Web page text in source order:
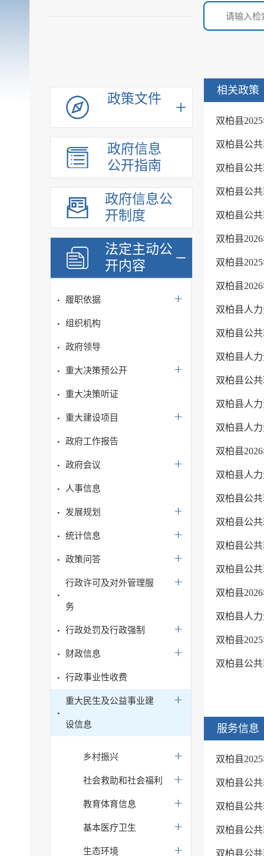
政策文件
政府信息
公开指南
政府信息公
开制度
法定主动公
开内容
履职依据
组织机构
政府领导
重大决策预公开
重大决策听证
重大建设项目
政府工作报告
政府会议
人事信息
发展规划
统计信息
政策问答
行政许可及对外管理服
务
行政处罚及行政强制
财政信息
行政事业性收费
重大民生及公益事业建
设信息
乡村振兴
社会救助和社会福利
教育体育信息
基本医疗卫生
生态环境
相关政策
双柏县
双柏县公
双柏县公
双柏县公
双柏县公
双柏县
双柏县
双柏县
双柏县人
双柏县公
双柏县人
双柏县公
双柏县人
双柏县人
双柏县
双柏县人
双柏县公
双柏县公
双柏县公
双柏县公
双柏县
双柏县人
双柏县
双柏县公
服务信息
双柏县
双柏县公
双柏县公
双柏县公
双柏县公